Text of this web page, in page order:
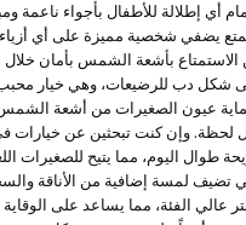
أي إطلالة للأطفال بأجواء
بأشعة الشمس بأمان خلال
عيون الصغيرات من أشعة الشمس،
طوال اليوم، مما يتيح للصغيرات
عالي الفئة، مما يساعد على